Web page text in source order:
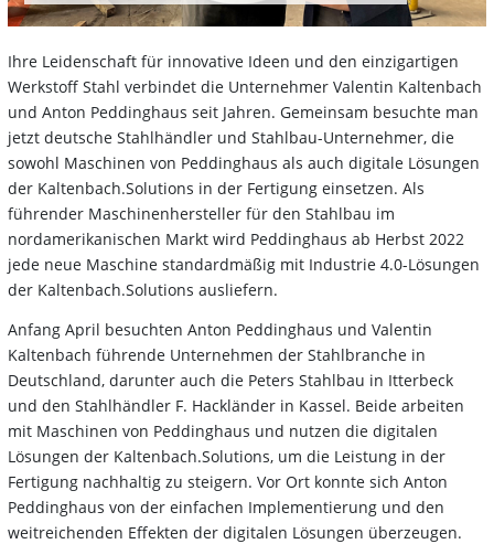
Ihre Leidenschaft für innovative Ideen und den einzigartigen
Werkstoff Stahl verbindet die Unternehmer Valentin Kaltenbach
und Anton Peddinghaus seit Jahren. Gemeinsam besuchte man
jetzt deutsche Stahlhändler und Stahlbau-Unternehmer, die
sowohl Maschinen von Peddinghaus als auch digitale Lösungen
der Kaltenbach.Solutions in der Fertigung einsetzen. Als
führender Maschinenhersteller für den Stahlbau im
nordamerikanischen Markt wird Peddinghaus ab Herbst 2022
jede neue Maschine standardmäßig mit Industrie 4.0-Lösungen
der Kaltenbach.Solutions ausliefern.
Anfang April besuchten Anton Peddinghaus und Valentin
Kaltenbach führende Unternehmen der Stahlbranche in
Deutschland, darunter auch die Peters Stahlbau in Itterbeck
und den Stahlhändler F. Hackländer in Kassel. Beide arbeiten
mit Maschinen von Peddinghaus und nutzen die digitalen
Lösungen der Kaltenbach.Solutions, um die Leistung in der
Fertigung nachhaltig zu steigern. Vor Ort konnte sich Anton
Peddinghaus von der einfachen Implementierung und den
weitreichenden Effekten der digitalen Lösungen überzeugen.